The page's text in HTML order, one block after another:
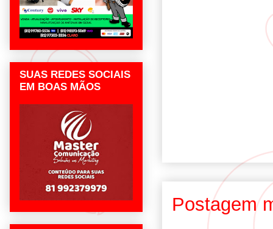
Postagem
SUAS REDES SOCIAIS
EM BOAS MÃOS